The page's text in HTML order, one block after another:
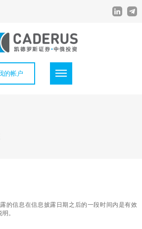
的帐户
的信息在信息披露日期之后的一段时间内是有效
。